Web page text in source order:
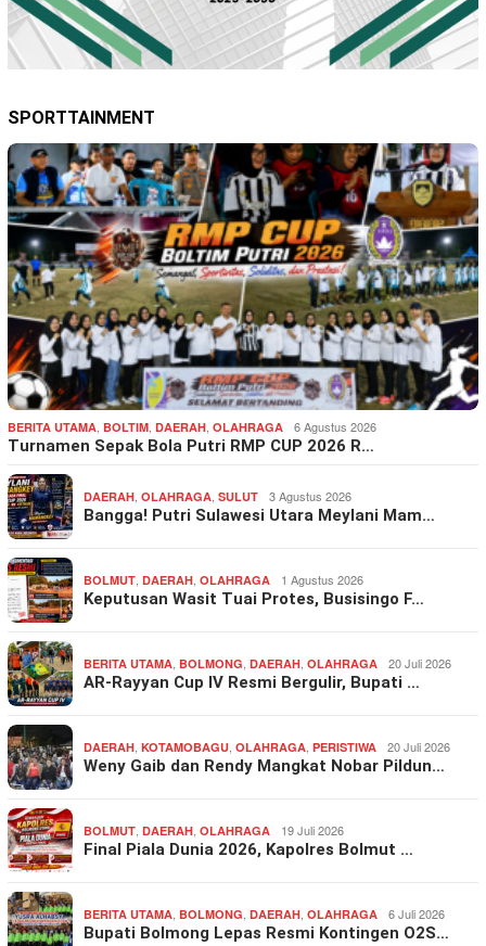
SPORTTAINMENT
BERITA UTAMA BOLTIM DAERAH OLAHRAGA 6 Agustus 2026
Turnamen Sepak Bola Putri RMP CUP 2026 R…
DAERAH OLAHRAGA SULUT 3 Agustus 2026
Bangga! Putri Sulawesi Utara Meylani Mam…
BOLMUT DAERAH OLAHRAGA 1 Agustus 2026
Keputusan Wasit Tuai Protes, Busisingo F…
BERITA UTAMA BOLMONG DAERAH OLAHRAGA 20 Juli 2026
AR-Rayyan Cup IV Resmi Bergulir, Bupati …
DAERAH KOTAMOBAGU OLAHRAGA PERISTIWA 20 Juli 2026
Weny Gaib dan Rendy Mangkat Nobar Pildun…
BOLMUT DAERAH OLAHRAGA 19 Juli 2026
Final Piala Dunia 2026, Kapolres Bolmut …
BERITA UTAMA BOLMONG DAERAH OLAHRAGA 6 Juli 2026
Bupati Bolmong Lepas Resmi Kontingen O2S…